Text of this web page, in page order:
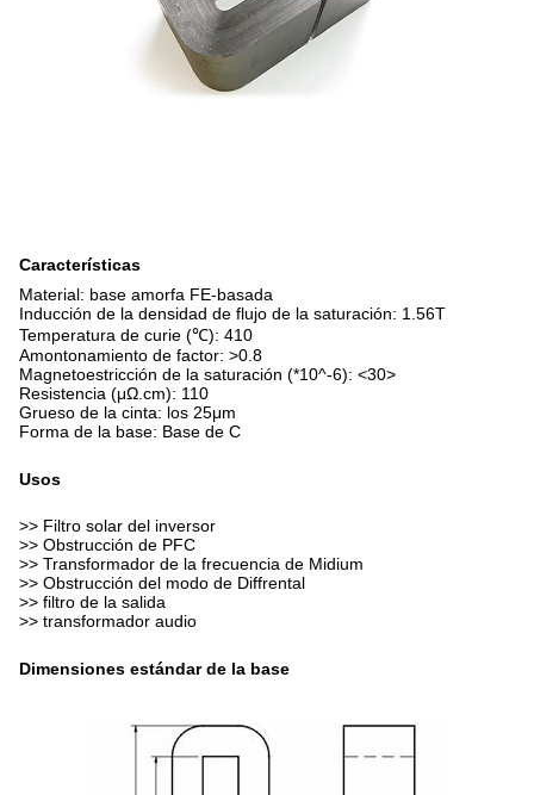
Características
Material: base amorfa FE-basada
Inducción de la densidad de flujo de la saturación: 1.56T
Temperatura de curie (℃): 410
Amontonamiento de factor: >0.8
Magnetoestricción de la saturación (*10^-6): <30>
Resistencia (μΩ.cm): 110
Grueso de la cinta: los 25μm
Forma de la base: Base de C
Usos
>> Filtro solar del inversor
>> Obstrucción de PFC
>> Transformador de la frecuencia de Midium
>> Obstrucción del modo de Diffrental
>> filtro de la salida
>> transformador audio
Dimensiones estándar de la base